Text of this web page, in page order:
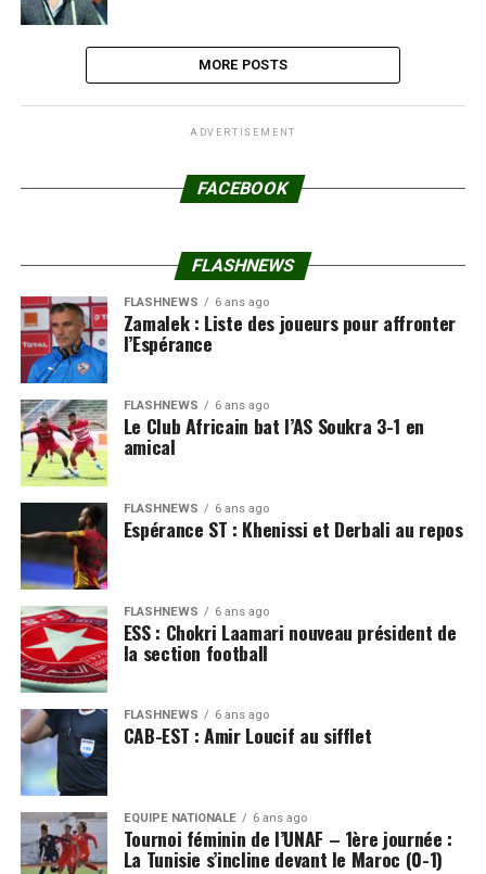
MORE POSTS
ADVERTISEMENT
FACEBOOK
FLASHNEWS
FLASHNEWS 6 ans ago
Zamalek : Liste des joueurs pour affronter
l’Espérance
FLASHNEWS 6 ans ago
Le Club Africain bat l’AS Soukra 3-1 en
amical
FLASHNEWS 6 ans ago
Espérance ST : Khenissi et Derbali au repos
FLASHNEWS 6 ans ago
ESS : Chokri Laamari nouveau président de
la section football
FLASHNEWS 6 ans ago
CAB-EST : Amir Loucif au sifflet
EQUIPE NATIONALE 6 ans ago
Tournoi féminin de l’UNAF – 1ère journée :
La Tunisie s’incline devant le Maroc (0-1)